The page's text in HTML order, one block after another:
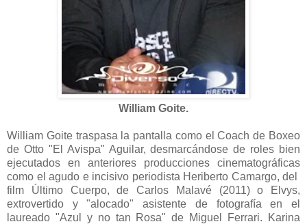
William Goite.
William Goite traspasa la pantalla como el Coach de Boxeo
de Otto "El Avispa" Aguilar, desmarcándose de roles bien
ejecutados en anteriores producciones cinematográficas
como el agudo e incisivo periodista Heriberto Camargo, del
film Último Cuerpo, de Carlos Malavé (2011) o Elvys,
extrovertido y "alocado" asistente de fotografía en el
laureado "Azul y no tan Rosa" de Miguel Ferrari. Karina